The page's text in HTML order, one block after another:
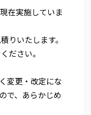
在実施していま
りいたします。
ださい。
変更・改定にな
で、あらかじめ